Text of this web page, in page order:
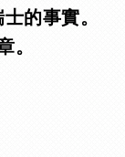
的事實。
。